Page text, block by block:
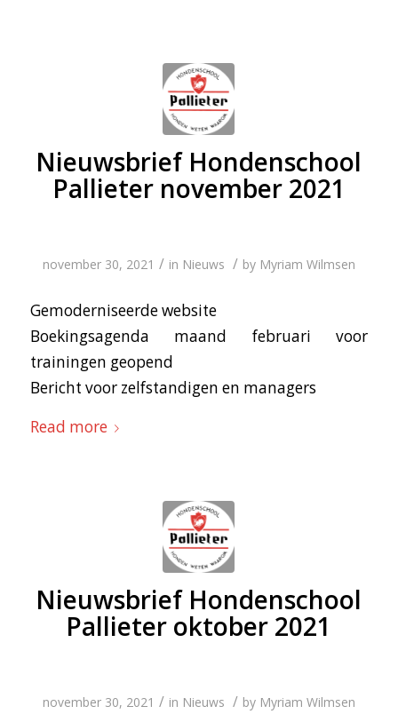
Nieuwsbrief Hondenschool
Pallieter november 2021
november 30, 2021 / in Nieuws / by Myriam Wilmsen
Gemoderniseerde website
Boekingsagenda maand februari voor
trainingen geopend
Bericht voor zelfstandigen en managers
Read more
Nieuwsbrief Hondenschool
Pallieter oktober 2021
november 30, 2021 / in Nieuws / by Myriam Wilmsen